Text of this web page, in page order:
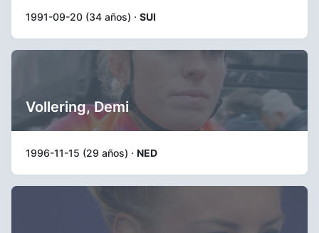
1991-09-20 (34 años) · SUI
Vollering, Demi
1996-11-15 (29 años) · NED